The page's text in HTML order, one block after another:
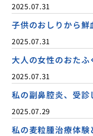
2025.07.31
子供のおしりから鮮
2025.07.31
大人の女性のおたふ
2025.07.31
私の副鼻腔炎、受診
2025.07.29
私の麦粒腫治療体験